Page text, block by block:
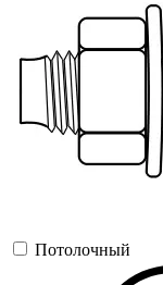
Потолочный